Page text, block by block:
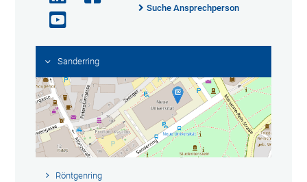
Suche Ansprechperson
Sanderring
Röntgenring